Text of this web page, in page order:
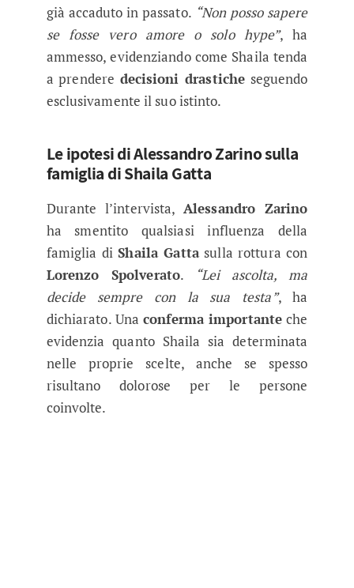
già accaduto in passato. “Non posso sapere
se fosse vero amore o solo hype”, ha
ammesso, evidenziando come Shaila tenda
a prendere decisioni drastiche seguendo
esclusivamente il suo istinto.
Le ipotesi di Alessandro Zarino sulla
famiglia di Shaila Gatta
Durante l’intervista,Alessandro Zarino
ha smentito qualsiasi influenza della
famiglia diShaila Gattasulla rottura con
Lorenzo Spolverato.
“Lei ascolta, ma
decide sempre con la sua testa”, ha
dichiarato. Unaconferma importante che
evidenzia quanto Shaila sia determinata
nelle proprie scelte, anche se spesso
risultano dolorose per le persone
coinvolte.